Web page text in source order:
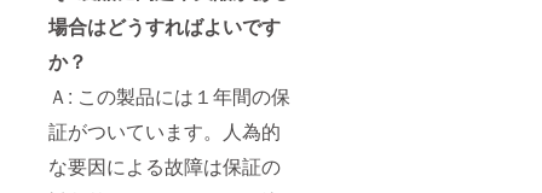
場合はどうすればよいです
か？
Ａ: この製品には１年間の保
証がついています。人為的
な要因による故障は保証の